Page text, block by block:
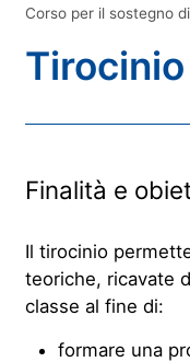
Corso per il sostegno
Tirocinio
Finalità e
Il tirocinio
teoriche, ricavate
classe al fine di:
formare una